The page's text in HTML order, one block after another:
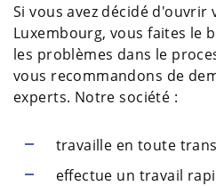
Si vous avez décidé d'ouvrir
Luxembourg, vous faites le
les problèmes dans le
vous recommandons de
experts. Notre société :
travaille en toute
effectue un travail